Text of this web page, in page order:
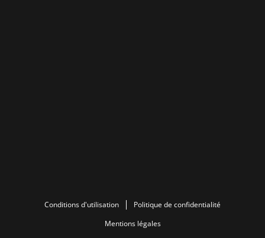
Conditions d'utilisation
Politique de confidentialité
Mentions légales